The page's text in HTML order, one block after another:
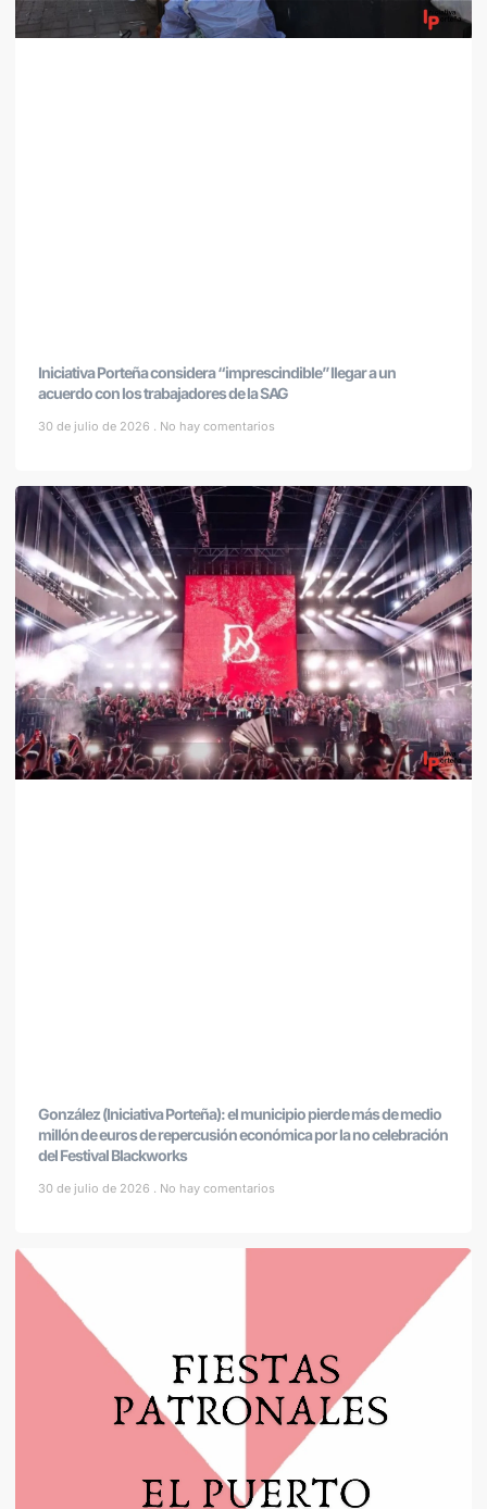
Iniciativa Porteña considera “imprescindible” llegar a un
acuerdo con los trabajadores de la SAG
30 de julio de 2026 No hay comentarios
González (Iniciativa Porteña): el municipio pierde más de medio
millón de euros de repercusión económica por la no celebración
del Festival Blackworks
30 de julio de 2026 No hay comentarios